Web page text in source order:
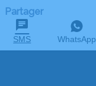
Partager
SMS WhatsApp